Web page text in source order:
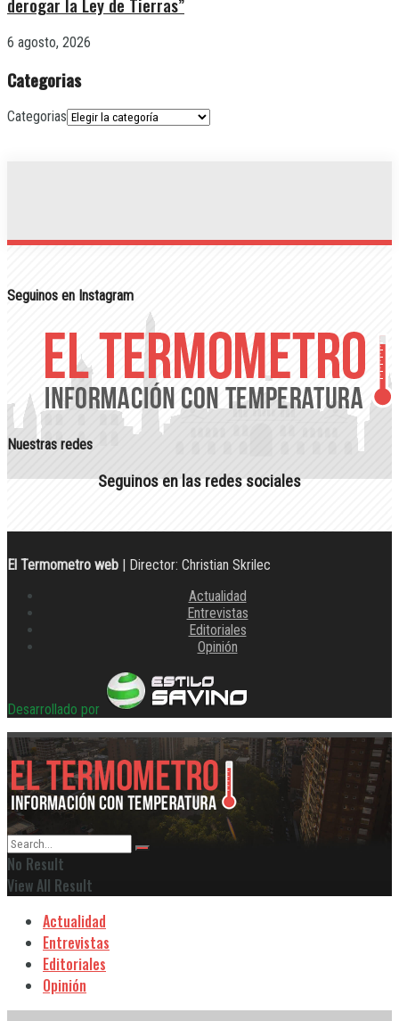
derogar la Ley de Tierras”
6 agosto, 2026
Categorias
Categorias
Seguinos en Instagram
Nuestras redes
Seguinos en las redes sociales
El Termometro web | Director: Christian Skrilec
Actualidad
Entrevistas
Editoriales
Opinión
Desarrollado por
No Result
View All Result
Actualidad
Entrevistas
Editoriales
Opinión